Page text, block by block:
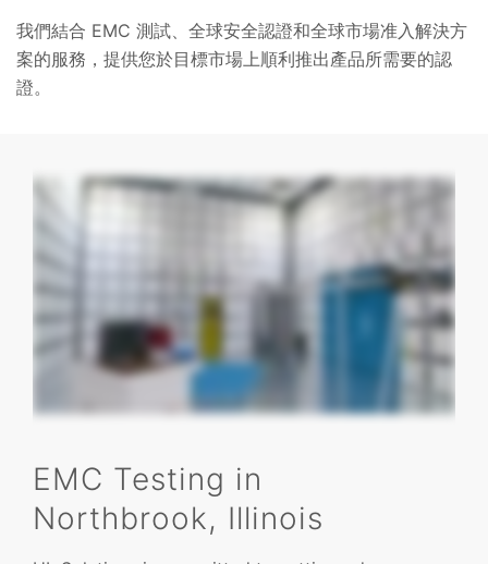
我們結合 EMC 測試、全球安全認證和全球市場准入解決方
案的服務，提供您於目標市場上順利推出產品所需要的認
證。
EMC Testing in
Northbrook, Illinois